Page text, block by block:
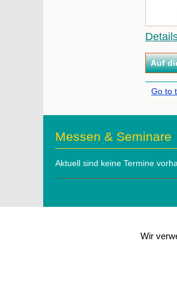
Wir
Go to
Messen & Seminare
Aktuell sind keine Termine